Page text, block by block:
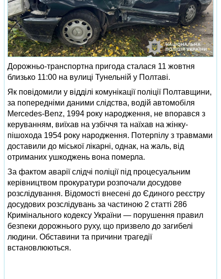
Дорожньо-транспортна пригода сталася 11 жовтня
близько 11:00 на вулиці Тунельній у Полтаві.
Як повідомили у відділі комунікації поліції Полтавщини,
за попередніми даними слідства, водій автомобіля
Mercedes-Benz, 1994 року народження, не впорався з
керуванням, виїхав на узбіччя та наїхав на жінку-
пішохода 1954 року народження. Потерпілу з травмами
доставили до міської лікарні, однак, на жаль, від
отриманих ушкоджень вона померла.
За фактом аварії слідчі поліції під процесуальним
керівництвом прокуратури розпочали досудове
розслідування. Відомості внесені до Єдиного реєстру
досудових розслідувань за частиною 2 статті 286
Кримінального кодексу України — порушення правил
безпеки дорожнього руху, що призвело до загибелі
людини. Обставини та причини трагедії
встановлюються.